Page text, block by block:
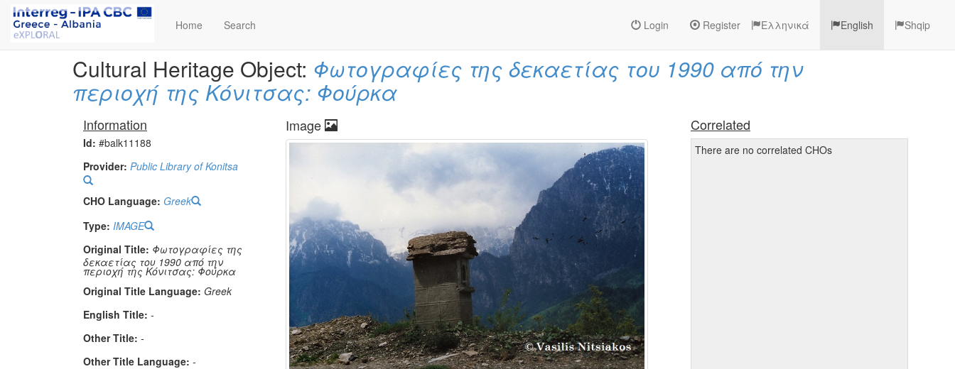
Home Search Ελληνικά English Shqip
Login Register
Cultural Heritage Object: Φωτογραφίες της δεκαετίας του 1990 από την
περιοχή της Κόνιτσας: Φούρκα
Information
Id: #balk11188
Provider: Public Library of Konitsa
CHO Language: Greek
Type: IMAGE
Original Title: Φωτογραφίες της
δεκαετίας του 1990 από την
περιοχή της Κόνιτσας: Φούρκα
Original Title Language: Greek
English Title: -
Other Title: -
Other Title Language: -
Image Correlated
There are no correlated CHOs